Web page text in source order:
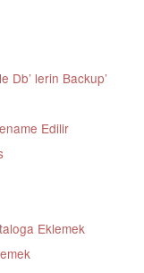
Db’ lerin Backup’
Edilir
Eklemek